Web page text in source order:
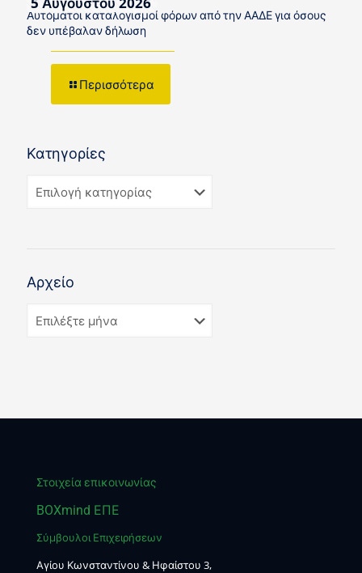
Αυτόματοι καταλογισμοί φόρων από την ΑΑΔΕ για όσους
δεν υπέβαλαν δήλωση
Περισσότερα
Κατηγορίες
Αρχείο
Στοιχεία επικοινωνίας
BOXmind ΕΠΕ
Σύμβουλοι Επιχειρήσεων
Αγίου Κωνσταντίνου & Ηφαίστου 3,